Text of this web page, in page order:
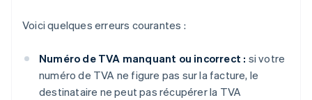
Voici quelques erreurs courantes :
Numéro de TVA manquant ou incorrect : si votre
numéro de TVA ne figure pas sur la facture, le
destinataire ne peut pas récupérer la TVA